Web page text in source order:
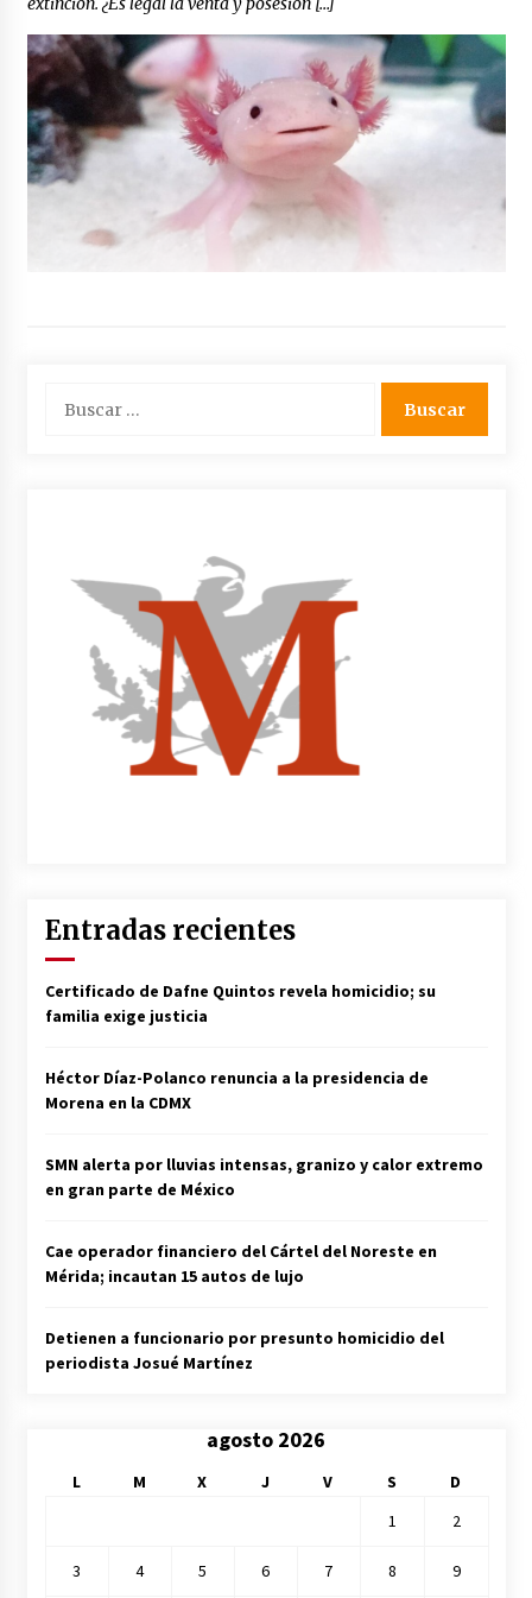
Entradas recientes
Certificado de Dafne Quintos revela homicidio; su
familia exige justicia
Héctor Díaz-Polanco renuncia a la presidencia de
Morena en la CDMX
SMN alerta por lluvias intensas, granizo y calor extremo
en gran parte de México
Cae operador financiero del Cártel del Noreste en
Mérida; incautan 15 autos de lujo
Detienen a funcionario por presunto homicidio del
periodista Josué Martínez
agosto 2026
L M X J V S
D
1
2
3 4 5 6 7 8 9